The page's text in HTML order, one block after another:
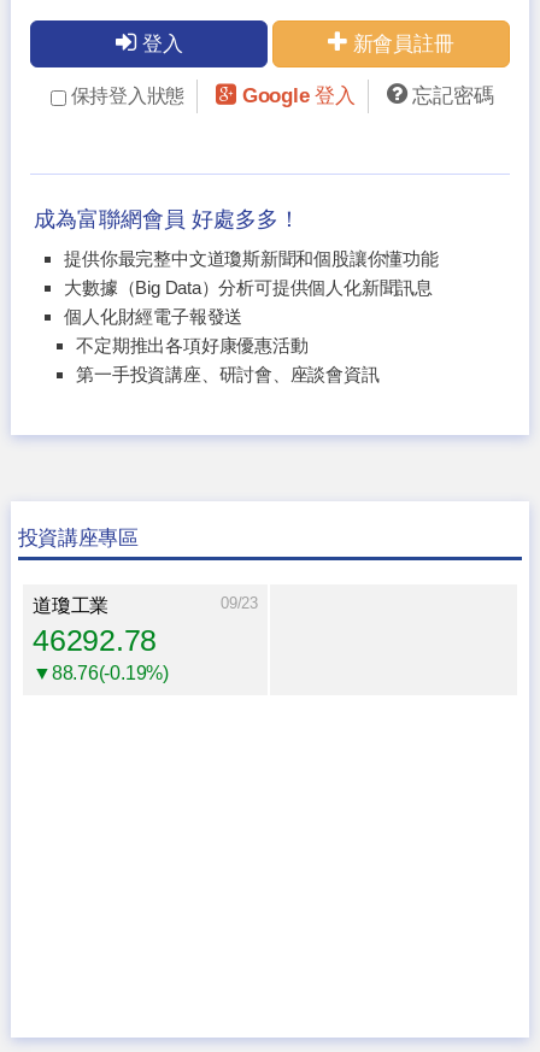
登入 新會員註冊
保持登入狀態 Google 登入 忘記密碼
成為富聯網會員 好處多多！
提供你最完整中文道瓊斯新聞和個股讓你懂功能
大數據（Big Data）分析可提供個人化新聞訊息
個人化財經電子報發送
不定期推出各項好康優惠活動
第一手投資講座、研討會、座談會資訊
投資講座專區
道瓊工業 09/23
46292.78
▼88.76(-0.19%)